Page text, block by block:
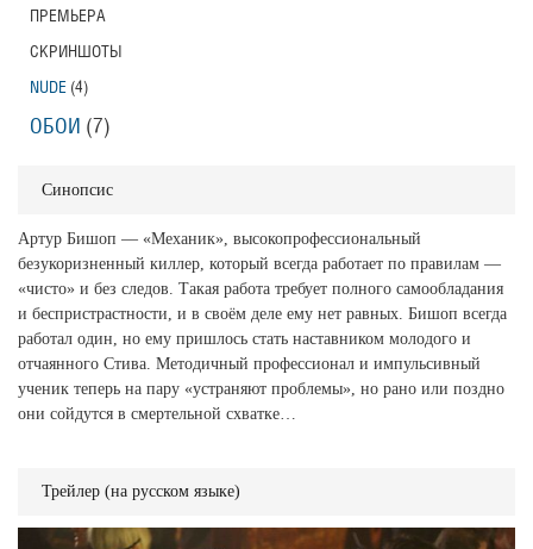
Синопсис
Артур Бишоп — «Механик», высокопрофессиональный
безукоризненный киллер, который всегда работает по правилам —
«чисто» и без следов. Такая работа требует полного самообладания
и беспристрастности, и в своём деле ему нет равных. Бишоп всегда
работал один, но ему пришлось стать наставником молодого и
отчаянного Стива. Методичный профессионал и импульсивный
ученик теперь на пару «устраняют проблемы», но рано или поздно
они сойдутся в смертельной схватке…
Трейлер (на русском языке)
ПРЕМЬЕРА
СКРИНШОТЫ
NUDE (4)
ОБОИ (7)